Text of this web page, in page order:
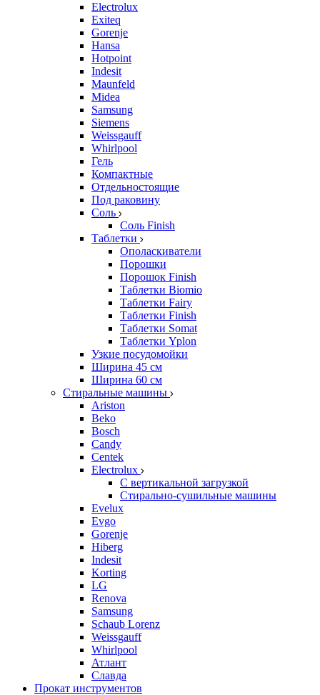
Electrolux
Exiteq
Gorenje
Hansa
Hotpoint
Indesit
Maunfeld
Midea
Samsung
Siemens
Weissgauff
Whirlpool
Гель
Компактные
Отдельностоящие
Под раковину
Соль
Соль Finish
Таблетки
Ополаскиватели
Порошки
Порошок Finish
Таблетки Biomio
Таблетки Fairy
Таблетки Finish
Таблетки Somat
Таблетки Yplon
Узкие посудомойки
Ширина 45 см
Ширина 60 см
Стиральные машины
Ariston
Beko
Bosch
Candy
Centek
Electrolux
С вертикальной загрузкой
Стирально-сушильные машины
Evelux
Evgo
Gorenje
Hiberg
Indesit
Korting
LG
Renova
Samsung
Schaub Lorenz
Weissgauff
Whirlpool
Атлант
Славда
Прокат инструментов